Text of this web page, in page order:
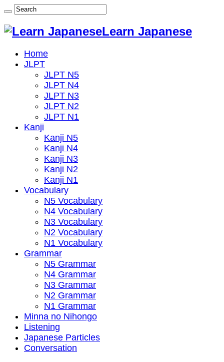
Learn Japanese
Home
JLPT
JLPT N5
JLPT N4
JLPT N3
JLPT N2
JLPT N1
Kanji
Kanji N5
Kanji N4
Kanji N3
Kanji N2
Kanji N1
Vocabulary
N5 Vocabulary
N4 Vocabulary
N3 Vocabulary
N2 Vocabulary
N1 Vocabulary
Grammar
N5 Grammar
N4 Grammar
N3 Grammar
N2 Grammar
N1 Grammar
Minna no Nihongo
Listening
Japanese Particles
Conversation